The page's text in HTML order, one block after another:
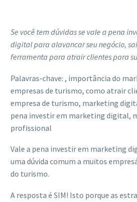
Se você tem dúvidas se vale a pena
digital para alavancar seu negócio,
ferramenta para atrair clientes para
Palavras-chave: , importância do
empresas de turismo, como atrair
empresa de turismo, marketing
pena investir em marketing digital,
profissional
Vale a pena investir em marketing
uma dúvida comum a muitos
do turismo.
A resposta é SIM! Isto porque as